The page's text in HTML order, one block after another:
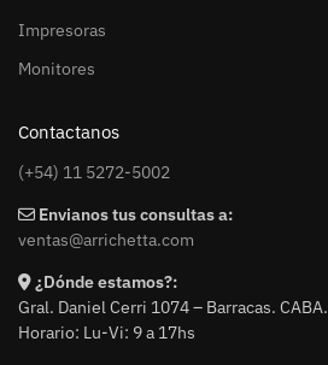
Impresoras
Monitores
Contactanos
(+54) 11 5272-5002
Envianos tus consultas a:
ventas@arrichetta.com
¿Dónde estamos?:
Gral. Daniel Cerri 1074 – Barracas. CABA.
Horario: Lu-Vi: 9 a 17hs